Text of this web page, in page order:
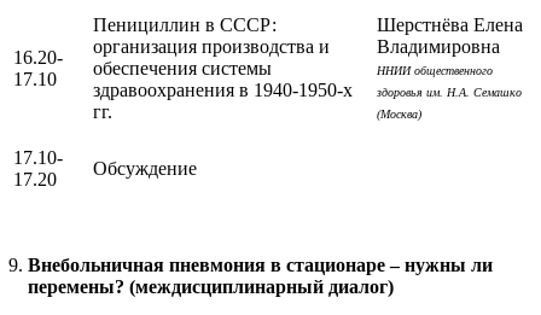
16.20-
17.10
Пенициллин в СССР:
организация производства и
обеспечения системы
здравоохранения в 1940-1950-х
гг.
Шерстнёва Елена
Владимировна
ННИИ общественного
здоровья им. Н.А. Семашко
(Москва)
17.10-
17.20
Обсуждение
Внебольничная пневмония в стационаре – нужны ли
перемены? (междисциплинарный диалог)